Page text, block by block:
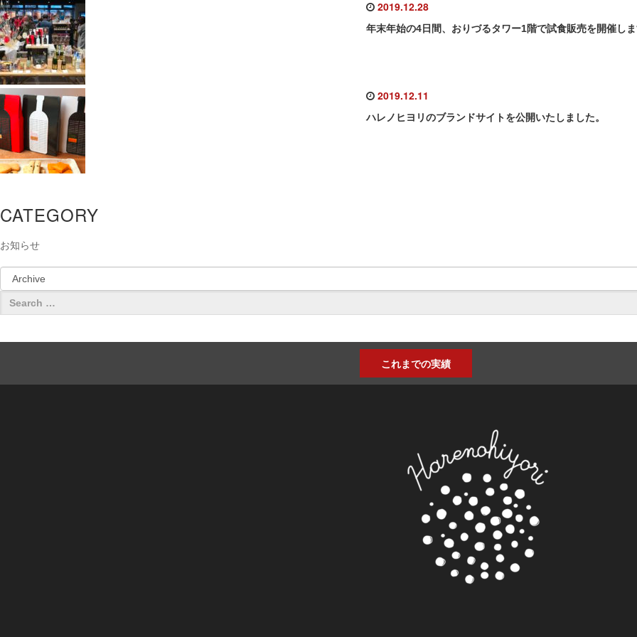
2019.12.28
年末年始の4日間、おりづるタワー1階で試食販売を開催し
2019.12.11
ハレノヒヨリのブランドサイトを公開いたしました。
CATEGORY
お知らせ
これまでの実績